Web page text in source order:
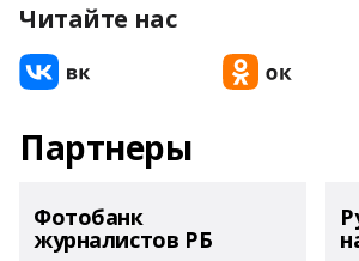
Читайте нас
Партнеры
Фотобанк
журналистов РБ